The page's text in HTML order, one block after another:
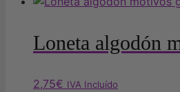
Loneta algodón
2,75€ IVA Incluído